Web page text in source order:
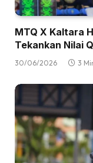
MTQ X Kaltara
Tekankan Nilai
30/06/2026 3